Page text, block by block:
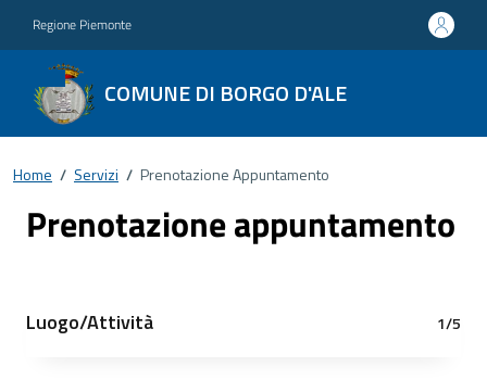
Regione Piemonte
COMUNE DI BORGO D'ALE
Home / Servizi / Prenotazione Appuntamento
Prenotazione appuntamento
Luogo/Attività 1/5